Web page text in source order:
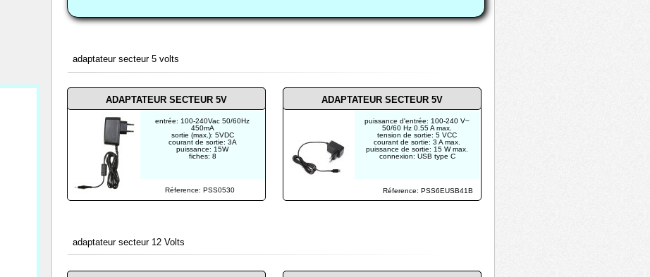
adaptateur secteur 5 volts
Réference: PSS0530
entrée: 100-240Vac 50/60Hz
450mA
sortie (max.): 5VDC
courant de sortie: 3A
puissance: 15W
fiches: 8
ADAPTATEUR SECTEUR 5V
Réference: PSS6EUSB41B
ADAPTATEUR SECTEUR 5V
puissance d'entrée: 100-240 V~
50/60 Hz 0.55 A max.
tension de sortie: 5 VCC
courant de sortie: 3 A max.
puissance de sortie: 15 W max.
connexion: USB type C
adaptateur secteur 12 Volts